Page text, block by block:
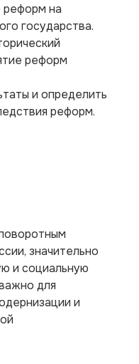
реформ на
государства.
реформ
и определить
реформ.
значительно
и социальную
для
и